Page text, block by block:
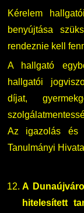
Kérelem
benyújtása
rendeznie kell
A hallgató
hallgatói
díjat,
Az igazolás és
Tanulmányi
A
hitelesített